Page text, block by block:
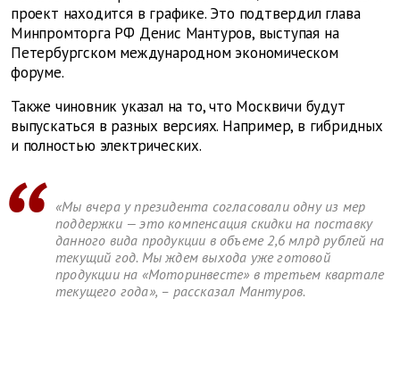
проект находится в графике. Это подтвердил глава
Минпромторга РФ Денис Мантуров, выступая на
Петербургском международном экономическом
форуме.
Также чиновник указал на то, что Москвичи будут
выпускаться в разных версиях. Например, в гибридных
и полностью электрических.
«Мы вчера у президента согласовали одну из мер
поддержки — это компенсация скидки на поставку
данного вида продукции в объеме 2,6 млрд рублей на
текущий год. Мы ждем выхода уже готовой
продукции на «Моторинвесте» в третьем квартале
текущего года», – рассказал Мантуров.